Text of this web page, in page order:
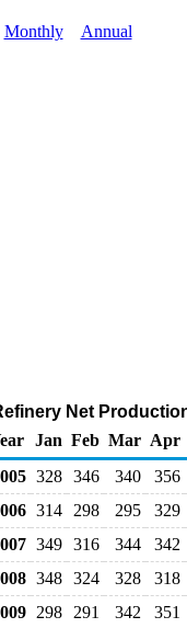
Monthly Annual
Net
Jan Feb Mar Apr
328 346 340
356
314 298 295
329
349 316 344
342
348 324 328
318
298 291 342 351